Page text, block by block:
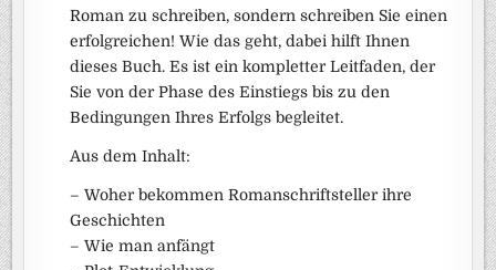
Roman zu schreiben, sondern schreiben Sie einen
erfolgreichen! Wie das geht, dabei hilft Ihnen
dieses Buch. Es ist ein kompletter Leitfaden, der
Sie von der Phase des Einstiegs bis zu den
Bedingungen Ihres Erfolgs begleitet.
Aus dem Inhalt:
– Woher bekommen Romanschriftsteller ihre
Geschichten
– Wie man anfängt